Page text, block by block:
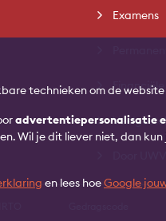
technieken om de
advertentiepersonalisatie
Wil je dit liever niet, dan
en lees hoeGoogle
Examens